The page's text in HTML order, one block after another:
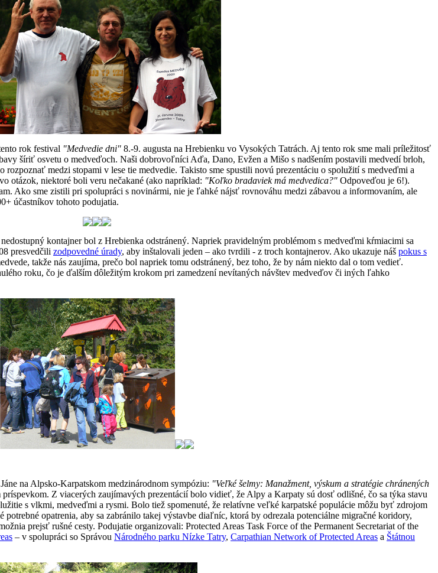
rok festival "Medvedie dni" 8.-9. augusta na Hrebienku vo Vysokých Tatrách. Aj tento rok sme mali príležitosť
šíriť osvetu o medveďoch. Naši dobrovoľníci Aďa, Dano, Evžen a Mišo s nadšením postavili medvedí brloh,
medzi stopami v lese tie medvedie. Takisto sme spustili novú prezentáciu o spolužití s medveďmi a
otázok, niektoré boli veru nečakané (ako napríklad: "Koľko bradaviek má medvedica?" Odpoveďou je 6!).
Ako sme zistili pri spolupráci s novinármi, nie je ľahké nájsť rovnováhu medzi zábavou a informovaním, ale
účastníkov tohoto podujatia.
kontajner bol z Hrebienka odstránený. Napriek pravidelným problémom s medveďmi kŕmiacimi sa
presvedčili zodpovedné úrady, aby inštalovali jeden – ako tvrdili - z troch kontajnerov. Ako ukazuje náš pokus s
takže nás zaujíma, prečo bol napriek tomu odstránený, bez toho, že by nám niekto dal o tom vedieť.
roku, čo je ďalším dôležitým krokom pri zamedzení nevítaných návštev medveďov či iných ľahko
na Alpsko-Karpatskom medzinárodnom sympóziu: "Veľké šelmy: Manažment, výskum a stratégie chránených
príspevkom. Z viacerých zaujímavých prezentácií bolo vidieť, že Alpy a Karpaty sú dosť odlišné, čo sa týka stavu
s vlkmi, medveďmi a rysmi. Bolo tiež spomenuté, že relatívne veľké karpatské populácie môžu byť zdrojom
opatrenia, aby sa zabránilo takej výstavbe diaľníc, ktorá by odrezala potenciálne migračné koridory,
prejsť rušné cesty. Podujatie organizovali: Protected Areas Task Force of the Permanent Secretariat of the
– v spolupráci so Správou Národného parku Nízke Tatry, Carpathian Network of Protected Areas a Štátnou